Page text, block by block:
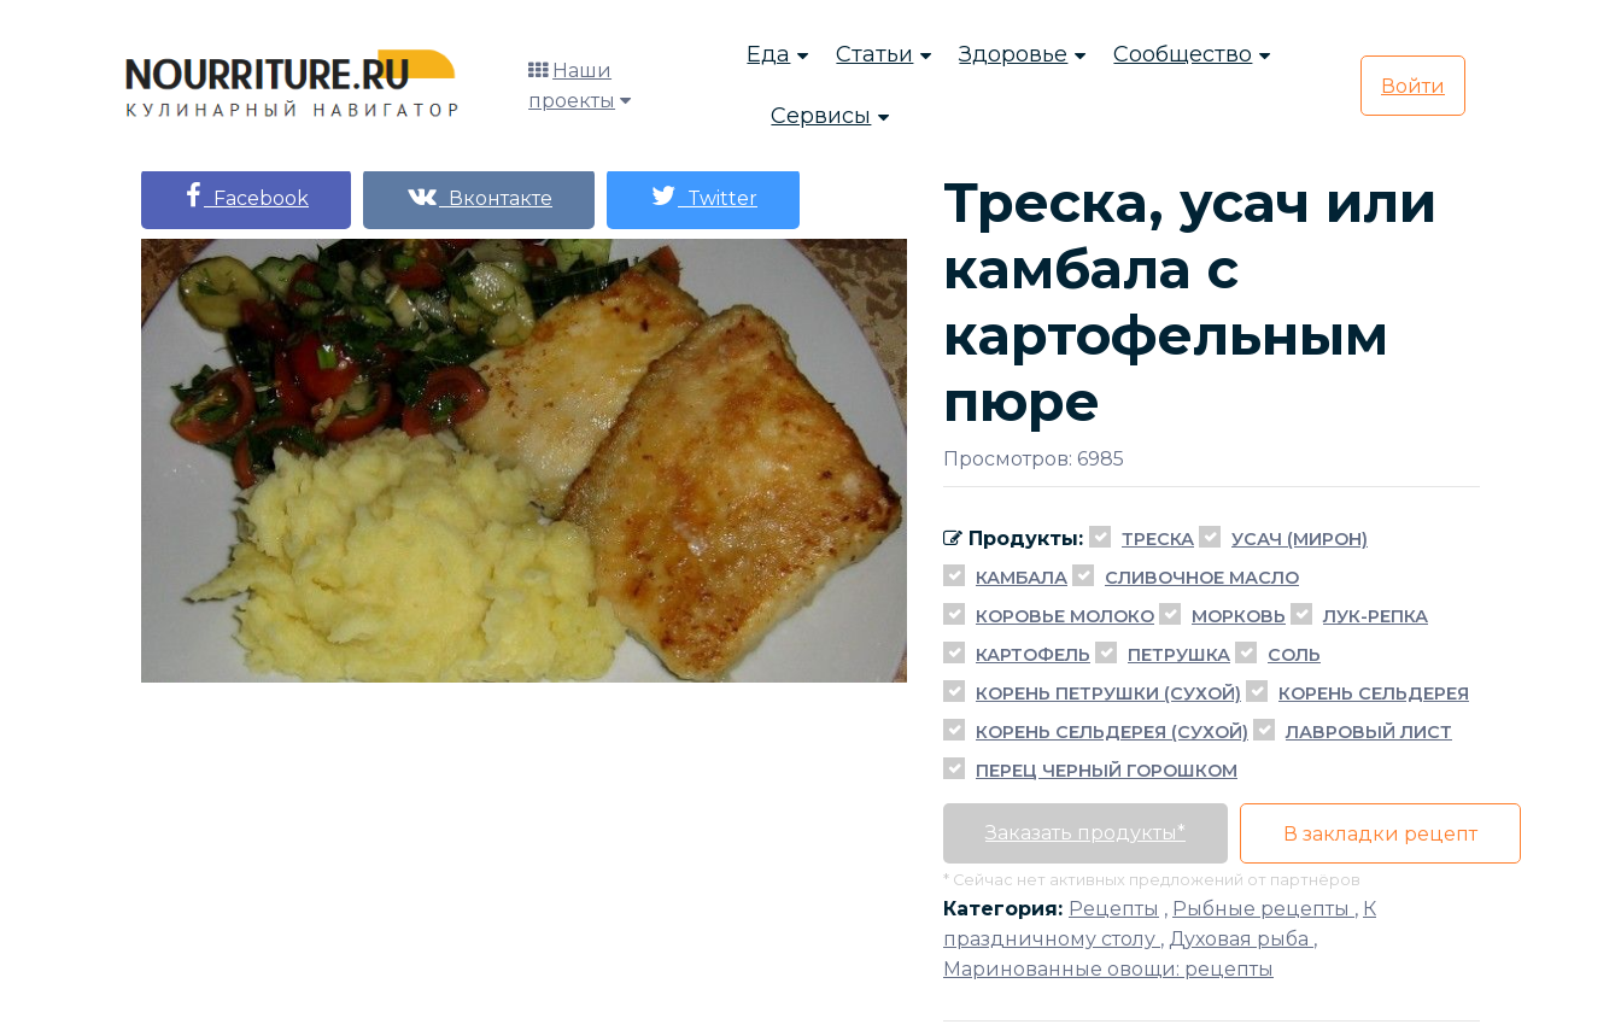
Наши
проекты
Еда Статьи Здоровье Сообщество
Сервисы
Войти
Facebook Вконтакте Twitter
Треска, усач или
камбала с
картофельным
пюре
Просмотров: 6985
Продукты: ТРЕСКА
УСАЧ (МИРОН)
КАМБАЛА
СЛИВОЧНОЕ МАСЛО
КОРОВЬЕ МОЛОКО
МОРКОВЬ
ЛУК-РЕПКА
КАРТОФЕЛЬ
ПЕТРУШКА
СОЛЬ
КОРЕНЬ ПЕТРУШКИ (СУХОЙ)
КОРЕНЬ СЕЛЬДЕРЕЯ
КОРЕНЬ СЕЛЬДЕРЕЯ (СУХОЙ)
ЛАВРОВЫЙ ЛИСТ
ПЕРЕЦ ЧЕРНЫЙ ГОРОШКОМ
Заказать продукты* В закладки рецепт
* Сейчас нет активных предложений от партнёров
Категория: Рецепты , Рыбные рецепты , К
праздничному столу , Духовая рыба ,
Маринованные овощи: рецепты